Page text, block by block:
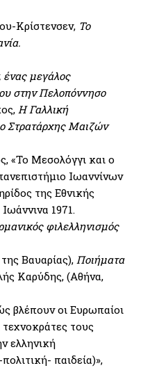
Κρίστενσεν, Το
μεγάλος
στην Πελοπόννησο
Η Γαλλική
Στρατάρχης Μαιζών
«Το Μεσολόγγι και ο
Ιωαννίνων
της Εθνικής
1971.
φιλελληνισμός
Βαυαρίας), Ποιήματα
Καρύδης, (Αθήνα,
βλέπουν οι Ευρωπαίοι
τους
ελληνική
παιδεία)»,